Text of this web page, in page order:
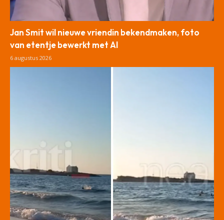
Jan Smit wil nieuwe vriendin bekendmaken, foto
van etentje bewerkt met AI
6 augustus 2026